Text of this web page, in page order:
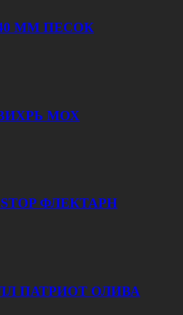
ММ ПЕСОК
МОХ
ФЛЕКТАРН
ПАТРИОТ ОЛИВА